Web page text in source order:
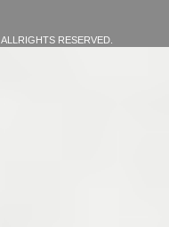
ALLRIGHTS RESERVED.